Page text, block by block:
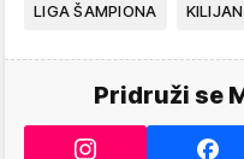
LIGA ŠAMPIONA
Pridruži se